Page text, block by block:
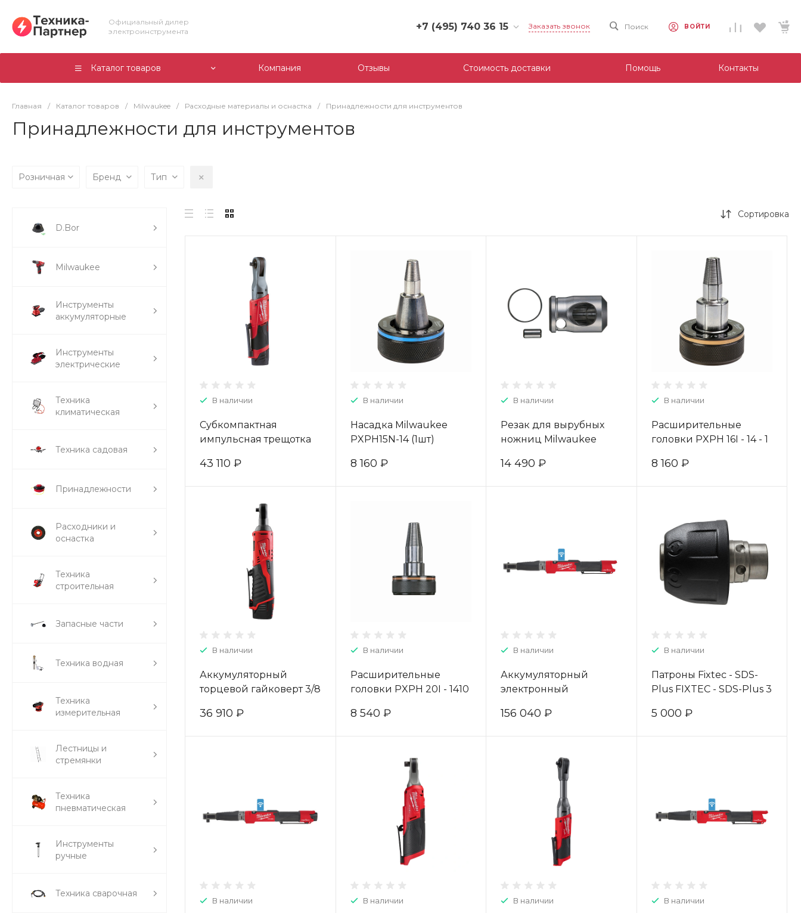
Официальный дилер
электроинструмента
+7 (495) 740 36 15
+7 (495) 740 36 15
г. Москва, Филевский
Заказать звонок Поиск ВОЙТИ
Каталог товаров Компания Отзывы Стоимость доставки Помощь Контакты
Главная / Каталог товаров / Milwaukee / Расходные материалы и оснастка / Принадлежности для инструментов
Принадлежности для инструментов
Розничная Бренд Тип
D.Bor
Milwaukee
Инструменты
аккумуляторные
Инструменты
электрические
Техника
климатическая
Техника садовая
Принадлежности
Расходники и
оснастка
Техника
строительная
Запасные части
Техника водная
Техника
измерительная
Лестницы и
стремянки
Техника
пневматическая
Инструменты
ручные
Техника сварочная
Сортировка
В наличии
Субкомпактная
импульсная трещотка
FIR38-201B 4933459798
43 110 ₽
В наличии
Насадка Milwaukee
PXPH15N-14 (1шт)
8 160 ₽
В наличии
Резак для вырубных
ножниц Milwaukee
14 490 ₽
В наличии
Расширительные
головки PXPH 16I - 14 - 1
8 160 ₽
В наличии
Аккумуляторный
торцевой гайковерт 3/8
IR-201B 4933441720
36 910 ₽
В наличии
Расширительные
головки PXPH 20I - 1410
8 540 ₽
В наличии
Аккумуляторный
электронный
ключ Milwaukee M12
156 040 ₽
В наличии
Патроны Fixtec - SDS-
Plus FIXTEC - SDS-Plus 3
5 000 ₽
В наличии В наличии В наличии В наличии